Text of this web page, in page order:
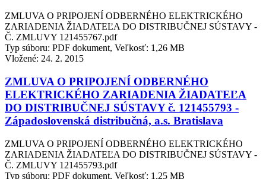
ZMLUVA O PRIPOJENÍ ODBERNÉHO ELEKTRICKÉHO
ZARIADENIA ŽIADATEĽA DO DISTRIBUČNEJ SÚSTAVY -
Č. ZMLUVY 121455767.pdf
Typ súboru: PDF dokument, Veľkosť: 1,26 MB
Vložené: 24. 2. 2015
ZMLUVA O PRIPOJENÍ ODBERNÉHO
ELEKTRICKÉHO ZARIADENIA ŽIADATEĽA
DO DISTRIBUČNEJ SÚSTAVY č. 121455793 -
Západoslovenská distribučná, a.s. Bratislava
ZMLUVA O PRIPOJENÍ ODBERNÉHO ELEKTRICKÉHO
ZARIADENIA ŽIADATEĽA DO DISTRIBUČNEJ SÚSTAVY -
Č. ZMLUVY 121455793.pdf
Typ súboru: PDF dokument, Veľkosť: 1,25 MB